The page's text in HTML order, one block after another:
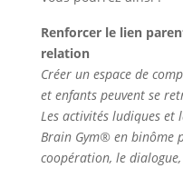
Renforcer le lien
relation
Créer un espace de
et enfants peuvent se
Les activités ludiques et
Brain Gym® en binôme
coopération, le